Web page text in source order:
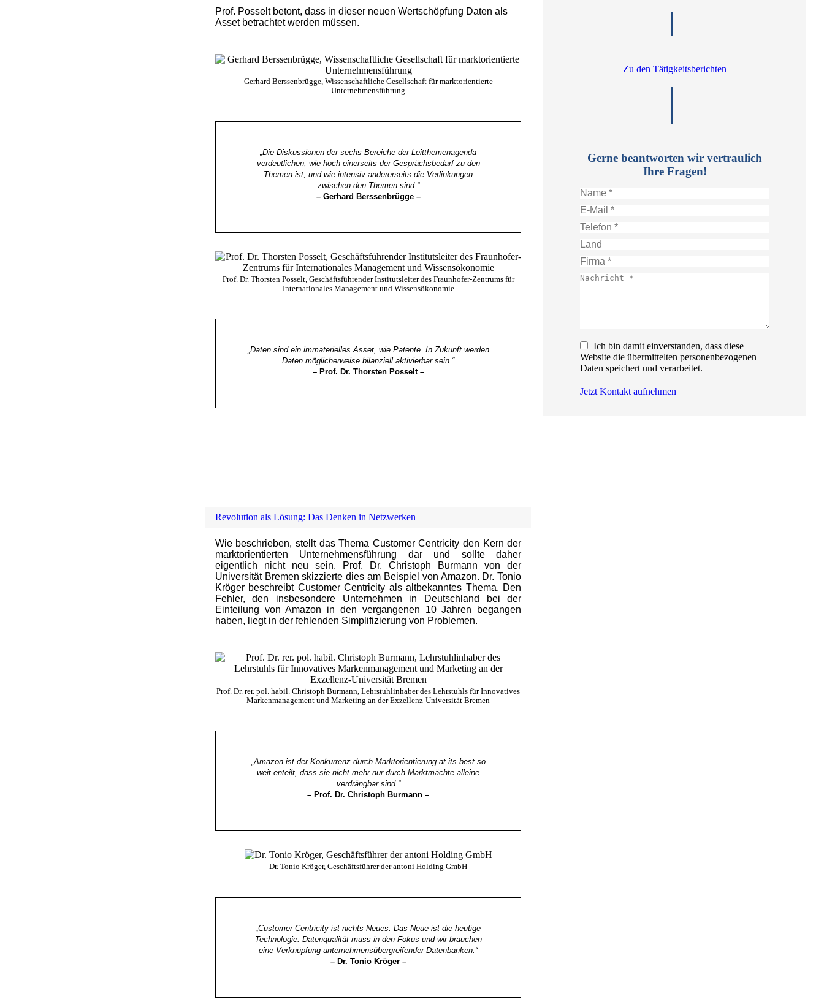
Prof. Posselt betont, dass in dieser neuen Wertschöpfung Daten als
Asset betrachtet werden müssen.
Gerhard Berssenbrügge, Wissenschaftliche Gesellschaft für marktorientierte
Unternehmensführung
„Die Diskussionen der sechs Bereiche der Leitthemenagenda
verdeutlichen, wie hoch einerseits der Gesprächsbedarf zu den
Themen ist, und wie intensiv andererseits die Verlinkungen
zwischen den Themen sind.“
– Gerhard Berssenbrügge –
Prof. Dr. Thorsten Posselt, Geschäftsführender Institutsleiter des Fraunhofer-Zentrums für
Internationales Management und Wissensökonomie
„Daten sind ein immaterielles Asset, wie Patente. In Zukunft werden
Daten möglicherweise bilanziell aktivierbar sein.“
– Prof. Dr. Thorsten Posselt –
Revolution als Lösung: Das Denken in Netzwerken
Wie beschrieben, stellt das Thema Customer Centricity den Kern der
marktorientierten Unternehmensführung dar und sollte daher
eigentlich nicht neu sein. Prof. Dr. Christoph Burmann von der
Universität Bremen skizzierte dies am Beispiel von Amazon. Dr. Tonio
Kröger beschreibt Customer Centricity als altbekanntes Thema. Den
Fehler, den insbesondere Unternehmen in Deutschland bei der
Einteilung von Amazon in den vergangenen 10 Jahren begangen
haben, liegt in der fehlenden Simplifizierung von Problemen.
Prof. Dr. rer. pol. habil. Christoph Burmann, Lehrstuhlinhaber des Lehrstuhls für Innovatives
Markenmanagement und Marketing an der Exzellenz-Universität Bremen
„Amazon ist der Konkurrenz durch Marktorientierung at its best so
weit enteilt, dass sie nicht mehr nur durch Marktmächte alleine
verdrängbar sind.“
– Prof. Dr. Christoph Burmann –
Dr. Tonio Kröger, Geschäftsführer der antoni Holding GmbH
„Customer Centricity ist nichts Neues. Das Neue ist die heutige
Technologie. Datenqualität muss in den Fokus und wir brauchen
eine Verknüpfung unternehmensübergreifender Datenbanken.“
– Dr. Tonio Kröger –
Zu den Tätigkeitsberichten
Gerne beantworten wir vertraulich
Ihre Fragen!
Name *
E-Mail *
Telefon *
Land
Firma *
Nachricht *
Ich bin damit einverstanden, dass diese
Website die übermittelten personenbezogenen
Daten speichert und verarbeitet.
Jetzt Kontakt aufnehmen